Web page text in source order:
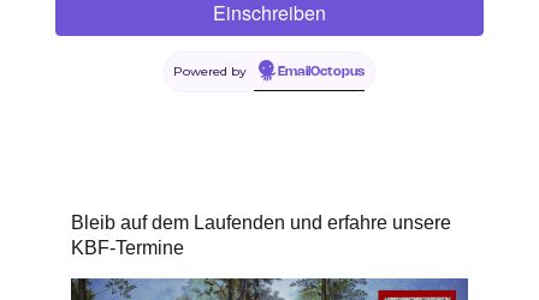
Powered by EmailOctopus
Bleib auf dem Laufenden und erfahre unsere
KBF-Termine